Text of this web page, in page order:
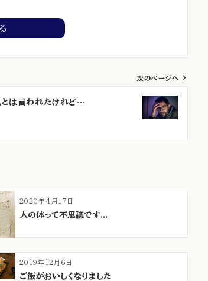
次のページへ
は言われたけれど…
2020年4月17日
人の体って不思議です...
2019年12月6日
ご飯がおいしくなりました